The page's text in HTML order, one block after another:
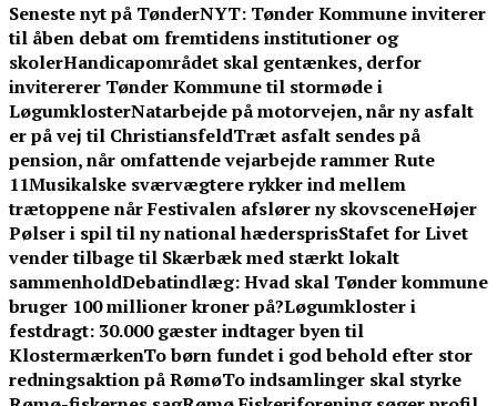
Seneste nyt på TønderNYT: Tønder Kommune inviterer
til åben debat om fremtidens institutioner og
skolerHandicapområdet skal gentænkes, derfor
invitererer Tønder Kommune til stormøde i
LøgumklosterNatarbejde på motorvejen, når ny asfalt
er på vej til ChristiansfeldTræt asfalt sendes på
pension, når omfattende vejarbejde rammer Rute
11Musikalske sværvægtere rykker ind mellem
trætoppene når Festivalen afslører ny skovsceneHøjer
Pølser i spil til ny national hædersprisStafet for Livet
vender tilbage til Skærbæk med stærkt lokalt
sammenholdDebatindlæg: Hvad skal Tønder kommune
bruger 100 millioner kroner på?Løgumkloster i
festdragt: 30.000 gæster indtager byen til
KlostermærkenTo børn fundet i god behold efter stor
redningsaktion på RømøTo indsamlinger skal styrke